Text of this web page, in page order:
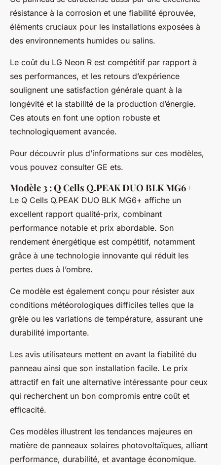
résistance à la corrosion et une fiabilité éprouvée,
éléments cruciaux pour les installations exposées à
des environnements humides ou salins.
Le coût du LG Neon R est compétitif par rapport à
ses performances, et les retours d’expérience
soulignent une satisfaction générale quant à la
longévité et la stabilité de la production d’énergie.
Ces atouts en font une option robuste et
technologiquement avancée.
Pour découvrir plus d’informations sur ces modèles,
vous pouvez consulter GE ets.
Modèle 3 : Q Cells Q.PEAK DUO BLK MG6+
Le Q Cells Q.PEAK DUO BLK MG6+ affiche un
excellent rapport qualité-prix, combinant
performance notable et prix abordable. Son
rendement énergétique est compétitif, notamment
grâce à une technologie innovante qui réduit les
pertes dues à l’ombre.
Ce modèle est également conçu pour résister aux
conditions météorologiques difficiles telles que la
grêle ou les variations de température, assurant une
durabilité importante.
Les avis utilisateurs mettent en avant la fiabilité du
panneau ainsi que son installation facile. Le prix
attractif en fait une alternative intéressante pour ceux
qui recherchent un bon compromis entre coût et
efficacité.
Ces modèles illustrent les tendances majeures en
matière de panneaux solaires photovoltaïques, alliant
performance, durabilité, et avantage économique.